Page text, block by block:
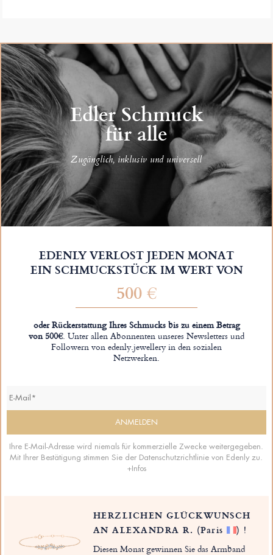
Edler Schmuck
für alle
Zugänglich, inklusiv und universell
EDENLY VERLOST JEDEN MONAT
EIN SCHMUCKSTÜCK IM WERT VON
500 €
oder Rückerstattung Ihres Schmucks bis zu einem Betrag
von 500€. Unter allen Abonnenten unseres Newsletters und
Followern von edenly.jewellery in den sozialen
Netzwerken.
Ihre E-Mail-Adresse wird niemals für kommerzielle Zwecke weitergegeben.
Mit Ihrer Bestätigung stimmen Sie der Datenschutzrichtlinie von Edenly zu.
+Infos
HERZLICHEN GLÜCKWUNSCH
AN ALEXANDRA R. (Paris ) !
Diesen Monat gewinnen Sie das Armband